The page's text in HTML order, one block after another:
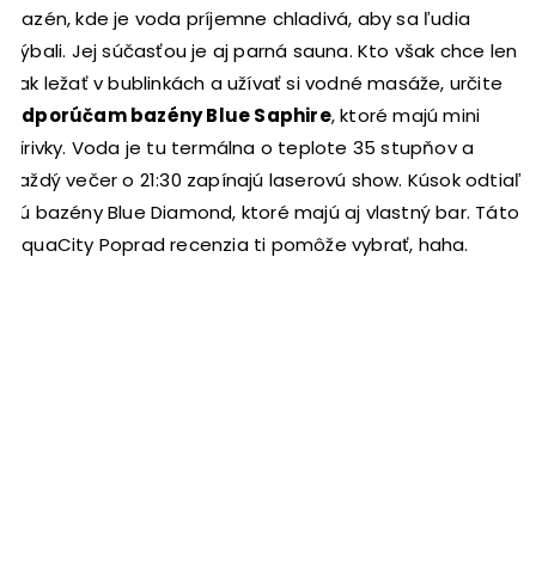
bazén, kde je voda príjemne chladivá, aby sa ľudia
hýbali. Jej súčasťou je aj parná sauna. Kto však chce len
tak ležať v bublinkách a užívať si vodné masáže, určite
odporúčam bazény Blue Saphire, ktoré majú mini
vírivky. Voda je tu termálna o teplote 35 stupňov a
každý večer o 21:30 zapínajú laserovú show. Kúsok odtiaľ
sú bazény Blue Diamond, ktoré majú aj vlastný bar. Táto
AquaCity Poprad recenzia ti pomôže vybrať, haha.